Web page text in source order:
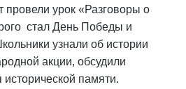
провели урок «Разговоры о
стал День Победы и
узнали об истории
акции, обсудили
памяти.